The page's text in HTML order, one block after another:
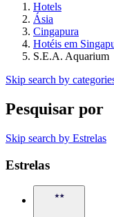
Hotels
Ásia
Cingapura
Hotéis em
S.E.A. Aquarium
Skip search by
Pesquisar por
Skip search by Estrelas
Estrelas